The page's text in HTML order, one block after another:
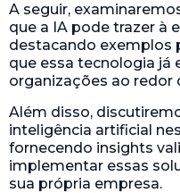
A seguir,
que a IA pode trazer à
destacando exemplos
que essa tecnologia já
organizações ao redor
Além disso,
inteligência artificial
fornecendo insights
implementar essas
sua própria empresa.